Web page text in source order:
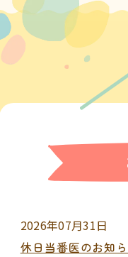
2026年07月31日
休日当番医のお知